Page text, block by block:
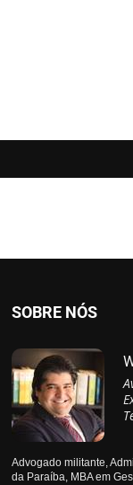
SOBRE NÓS
Advogado militante,
da Paraíba, MBA em